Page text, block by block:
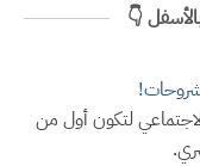
👇
لتكون أول من